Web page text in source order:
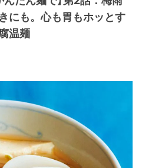
にも。心も胃もホッとす
温麺